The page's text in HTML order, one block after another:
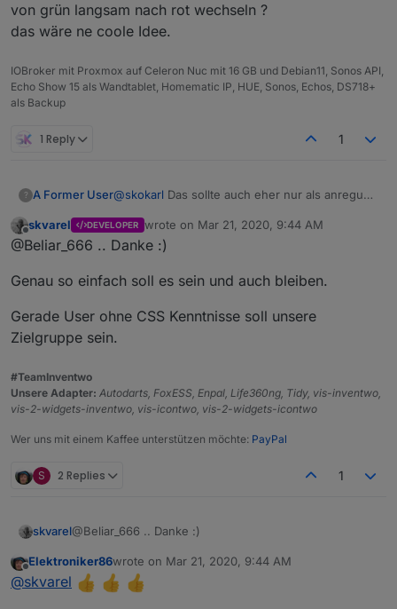
von grün langsam nach rot wechseln ?
das wäre ne coole Idee.
IOBroker mit Proxmox auf Celeron Nuc mit 16 GB und Debian11, Sonos API,
Echo Show 15 als Wandtablet, Homematic IP, HUE, Sonos, Echos, DS718+
als Backup
1 Reply 1
? A Former User@skokarl Das sollte auch eher nur als anregung
macht. Deshalb schrieb ich ja das es schwer
umsetzbar wird.
Die Idee Drehbare Slider zu haben ist gut, wer
so etwas braucht weiss ich nicht. Ich
machen hervorragende Arbeit. Alles was sie
umzustylen. Und es lassen sich mit simplen
Wenns einem dann nicht mehr ganz so gefällt
Offline
skvarel DEVELOPER wrote on Mar 21, 2020, 9:44 AM
last edited by
@Beliar_666 .. Danke :)
Genau so einfach soll es sein und auch bleiben.
Gerade User ohne CSS Kenntnisse soll unsere
Zielgruppe sein.
#TeamInventwo
Unsere Adapter: Autodarts, FoxESS, Enpal, Life360ng, Tidy, vis-inventwo,
vis-2-widgets-inventwo, vis-icontwo, vis-2-widgets-icontwo
Wer uns mit einem Kaffee unterstützen möchte: PayPal
S 2 Replies 1
skvarel@Beliar_666 .. Danke :)
Genau so einfach soll es sein und auch bleiben.
Offline
Elektroniker86wrote on Mar 21, 2020, 9:44 AM
last edited by
@skvarel